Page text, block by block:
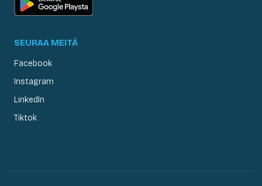
SEURAA MEITÄ
Facebook
Instagram
LinkedIn
Tiktok